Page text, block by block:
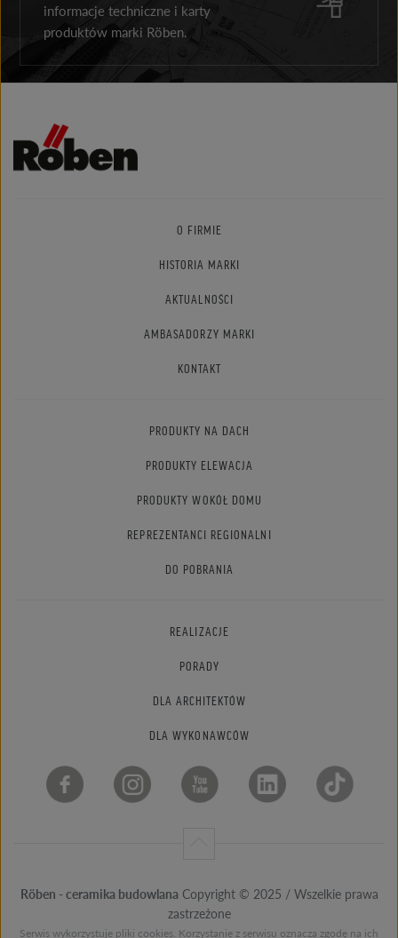
informacje techniczne i karty
produktów marki Röben.
O FIRMIE
HISTORIA MARKI
AKTUALNOŚCI
AMBASADORZY MARKI
KONTAKT
PRODUKTY NA DACH
PRODUKTY ELEWACJA
PRODUKTY WOKÓŁ DOMU
REPREZENTANCI REGIONALNI
DO POBRANIA
REALIZACJE
PORADY
DLA ARCHITEKTÓW
DLA WYKONAWCÓW
Röben - ceramika budowlana Copyright © 2025 / Wszelkie prawa
zastrzeżone
Serwis wykorzystuje pliki cookies. Korzystanie z serwisu oznacza zgodę na ich